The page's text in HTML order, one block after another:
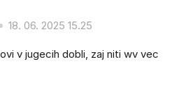
18. 06. 2025 15.25
v jugecih dobli, zaj niti wv vec